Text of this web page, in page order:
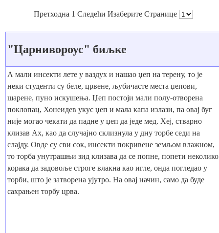
Претходна 1 Следећи Изаберите Странице
"Царнивороус" биљке
А мали инсекти лете у ваздух и нашао џеп на терену, то је
неки студенти су беле, црвене, љубичасте места џепови,
шарене, пуно искушења. Џеп постоји мали полу-отворена
поклопац, Хонеидев укус џеп и мала капа излази, па овај буг
није могао чекати да падне у џеп да једе мед. Хеј, стварно
клизав Ах, као да случајно склизнула у дну торбе седи на
слајду. Овде су сви сок, инсекти покривене земљом влажном,
то торба унутрашњи зид клизава да се попне, попети неколико
корака да задовоље строге влакна као игле, онда погледао у
торби, што је затворена ујутро. На овај начин, само да буде
сахрањен торбу црва.